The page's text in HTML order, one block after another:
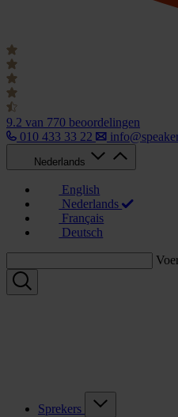
9.2 van 770 beoordelingen
010 433 33 22
Nederlands
English
Nederlands
Français
Deutsch
Sprekers